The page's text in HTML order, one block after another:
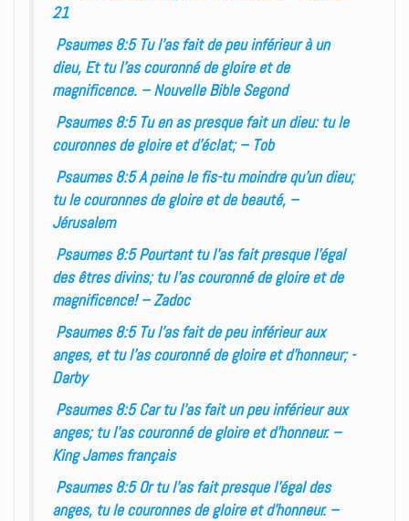
21
Psaumes 8:5 Tu l’as fait de peu inférieur à un
dieu, Et tu l’as couronné de gloire et de
magnificence. – Nouvelle Bible Segond
Psaumes 8:5 Tu en as presque fait un dieu: tu le
couronnes de gloire et d’éclat; – Tob
Psaumes 8:5 A peine le fis-tu moindre qu’un dieu;
tu le couronnes de gloire et de beauté, –
Jérusalem
Psaumes 8:5 Pourtant tu l’as fait presque l’égal
des êtres divins; tu l’as couronné de gloire et de
magnificence! – Zadoc
Psaumes 8:5 Tu l’as fait de peu inférieur aux
anges, et tu l’as couronné de gloire et d’honneur; -
Darby
Psaumes 8:5 Car tu l’as fait un peu inférieur aux
anges; tu l’as couronné de gloire et d’honneur. –
King James français
Psaumes 8:5 Or tu l’as fait presque l’égal des
anges, tu le couronnes de gloire et d’honneur. –